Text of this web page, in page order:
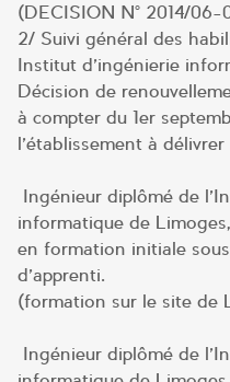
(DECISION N° 2014/06-
2/ Suivi général des
Institut d’ingénierie
Décision de
à compter du 1er
l’établissement à
Ingénieur diplômé de
informatique de Limoges,
en formation initiale
d’apprenti.
(formation sur le site de
Ingénieur diplômé de